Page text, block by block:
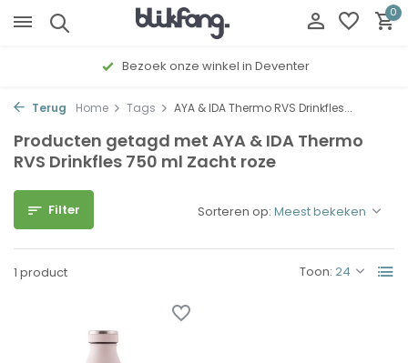
0
Bezoek onze winkel in Deventer
Terug Home Tags AYA & IDA Thermo RVS Drinkfles...
Producten getagd met AYA & IDA Thermo
RVS Drinkfles 750 ml Zacht roze
Filter
1 product Toon:
Sorteren op: